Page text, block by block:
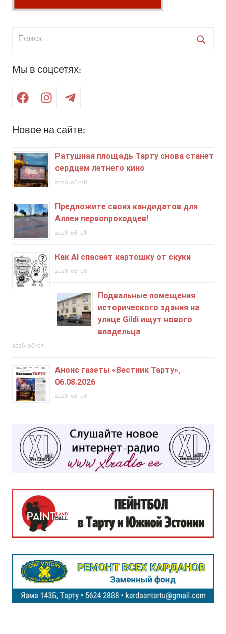
Поиск
Мы в соцсетях:
FacebookInstagramTelegram
Новое на сайте:
Ратушная площадь Тарту снова станет
сердцем летнего кино
2026-08-08
Предложите своих кандидатов для
Аллеи первопроходцев!
2026-08-08
Как AI спасает картошку от скуки
2026-08-08
Подвальные помещения
исторического здания на
улице Gildi ищут нового
владельца
2026-08-07
Анонс газеты «Вестник Тарту»,
06.08.2026
2026-08-06